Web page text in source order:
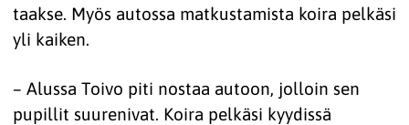
taakse. Myös autossa matkustamista koira pelkäsi
yli kaiken.
– Alussa Toivo piti nostaa autoon, jolloin sen
pupillit suurenivat. Koira pelkäsi kyydissä